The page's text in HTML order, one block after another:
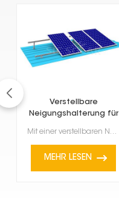
Verstellbare
Neigungshalterung für
Mit einer verstellbaren Neigungshalterung für Solarmodule können Sie Ihr Solarmodul in verschiedene ...
MEHR LESEN